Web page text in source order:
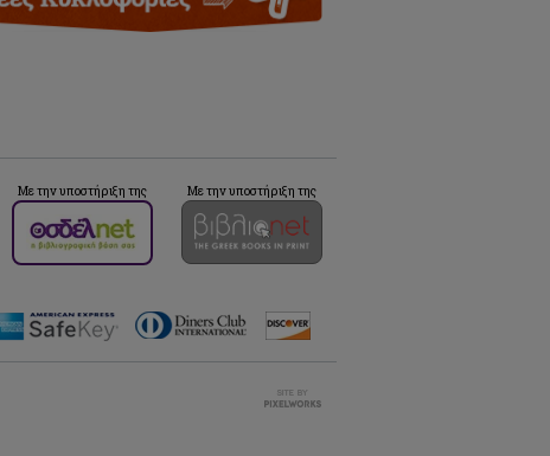
Με την υποστήριξη της Με την υποστήριξη της